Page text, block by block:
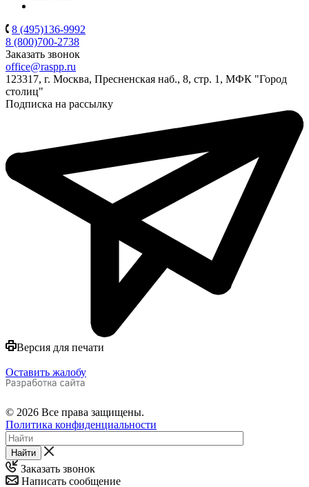
8 (495)136-9992
8 (800)700-2738
Заказать звонок
office@raspp.ru
123317, г. Москва, Пресненская наб., 8, стр. 1, МФК "Город
столиц"
Подписка на рассылку
Версия для печати
Оставить жалобу
© 2026 Все права защищены.
Политика конфиденциальности
Найти
Заказать звонок
Написать сообщение